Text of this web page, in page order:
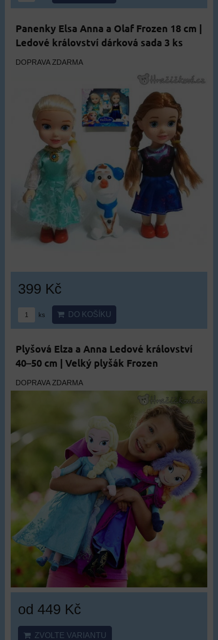
Panenky Elsa Anna a Olaf Frozen 18 cm |
Ledové království dárková sada 3 ks
DOPRAVA ZDARMA
399 Kč
ks DO KOŠÍKU
Plyšová Elza a Anna Ledové království
40–50 cm | Velký plyšák Frozen
DOPRAVA ZDARMA
od 449 Kč
ZVOLTE VARIANTU